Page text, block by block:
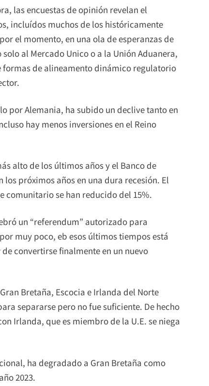
las encuestas de opinión revelan el
incluídos muchos de los históricamente
el momento, en una ola de esperanzas de
al Mercado Unico o a la Unión Aduanera,
de alineamento dinámico regulatorio
por Alemania, ha subido un declive tanto en
hay menos inversiones en el Reino
alto de los últimos años y el Banco de
próximos años en una dura recesión. El
comunitario se han reducido del 15%.
un “referendum” autorizado para
muy poco, eb esos últimos tiempos está
convertirse finalmente en un nuevo
Bretaña, Escocia e Irlanda del Norte
separarse pero no fue suficiente. De hecho
Irlanda, que es miembro de la U.E. se niega
ha degradado a Gran Bretaña como
2023.